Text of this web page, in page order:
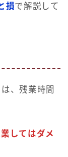
損で解説して
、残業時間
してはダメ